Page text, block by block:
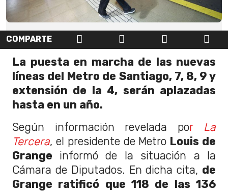
COMPARTE
La puesta en marcha de las nuevas
líneas del Metro de Santiago, 7, 8, 9 y
extensión de la 4, serán aplazadas
hasta en un año.
Según información revelada por La
Tercera, el presidente de Metro Louis de
Grange informó de la situación a la
Cámara de Diputados. En dicha cita, de
Grange ratificó que 118 de las 136